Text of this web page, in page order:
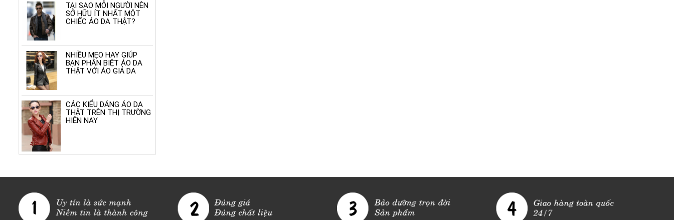
TẠI SAO MỖI NGƯỜI NÊN
SỞ HỮU ÍT NHẤT MỘT
CHIẾC ÁO DA THẬT?
NHIỀU MẸO HAY GIÚP
BẠN PHÂN BIỆT ÁO DA
THẬT VỚI ÁO GIẢ DA
CÁC KIỂU DÁNG ÁO DA
THẬT TRÊN THỊ TRƯỜNG
HIỆN NAY